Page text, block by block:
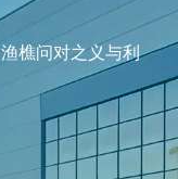
渔樵问对之义与利